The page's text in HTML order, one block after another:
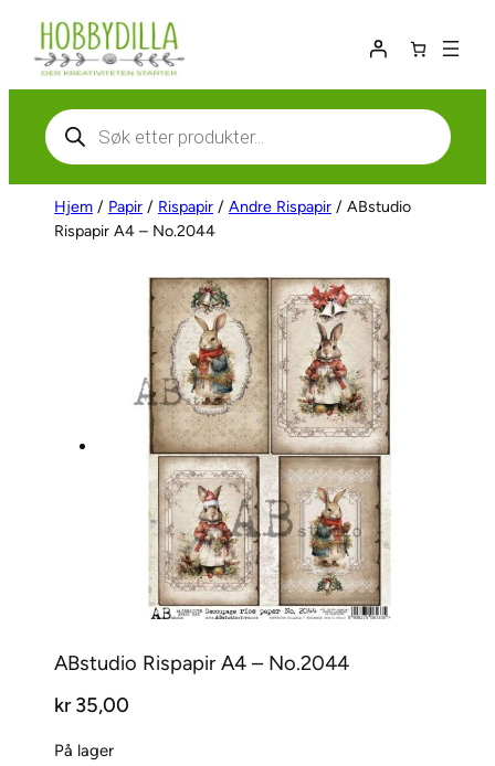
Hopp
innhold
Products
search
Hjem / Papir / Rispapir / Andre Rispapir / ABstudio
Rispapir A4 – No.2044
ABstudio Rispapir A4 – No.2044
kr35,00
På lager